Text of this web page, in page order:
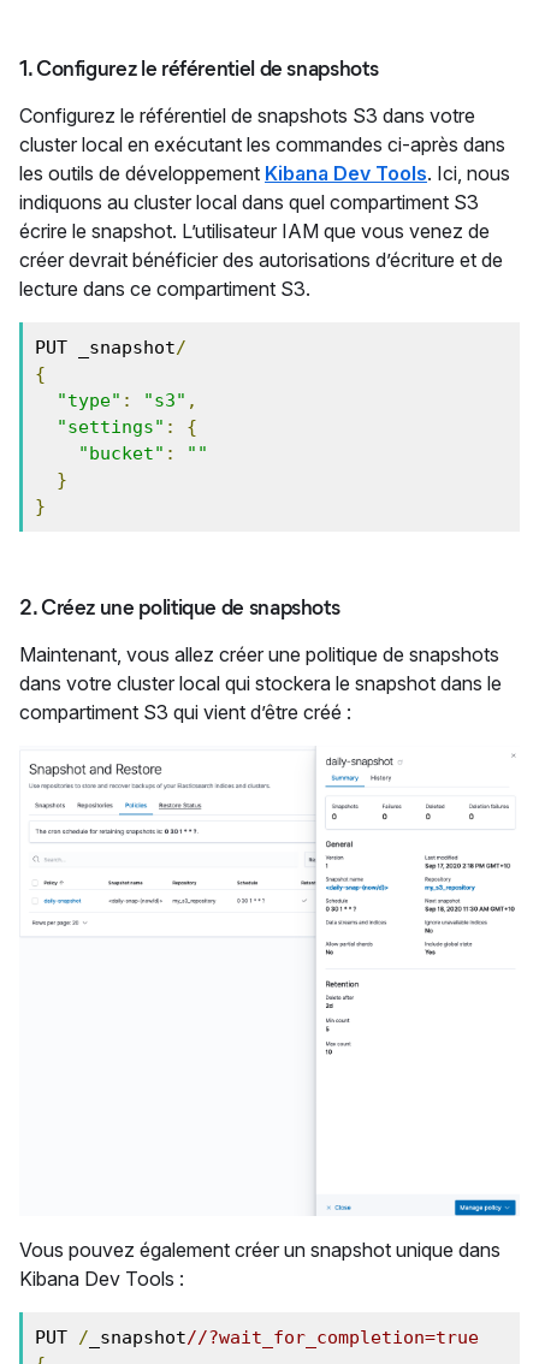
1. Configurez le référentiel de snapshots
Configurez le référentiel de snapshots S3 dans votre
cluster local en exécutant les commandes ci-après dans
les outils de développement Kibana Dev Tools. Ici, nous
indiquons au cluster local dans quel compartiment S3
écrire le snapshot. L’utilisateur IAM que vous venez de
créer devrait bénéficier des autorisations d’écriture et de
lecture dans ce compartiment S3.
PUT _snapshot/
{
"type" : "s3" ,
"settings" :
{
"bucket" : " "
}
}
2. Créez une politique de snapshots
Maintenant, vous allez créer une politique de snapshots
dans votre cluster local qui stockera le snapshot dans le
compartiment S3 qui vient d’être créé :
Vous pouvez également créer un snapshot unique dans
Kibana Dev Tools :
PUT / _snapshot//?wait_for_completion=true